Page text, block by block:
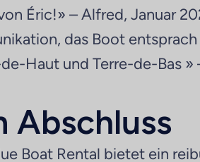
Éric!» – Alfred, Januar
das Boot
Haut und Terre-de-Bas »
Abschluss
Boat Rental bietet ein